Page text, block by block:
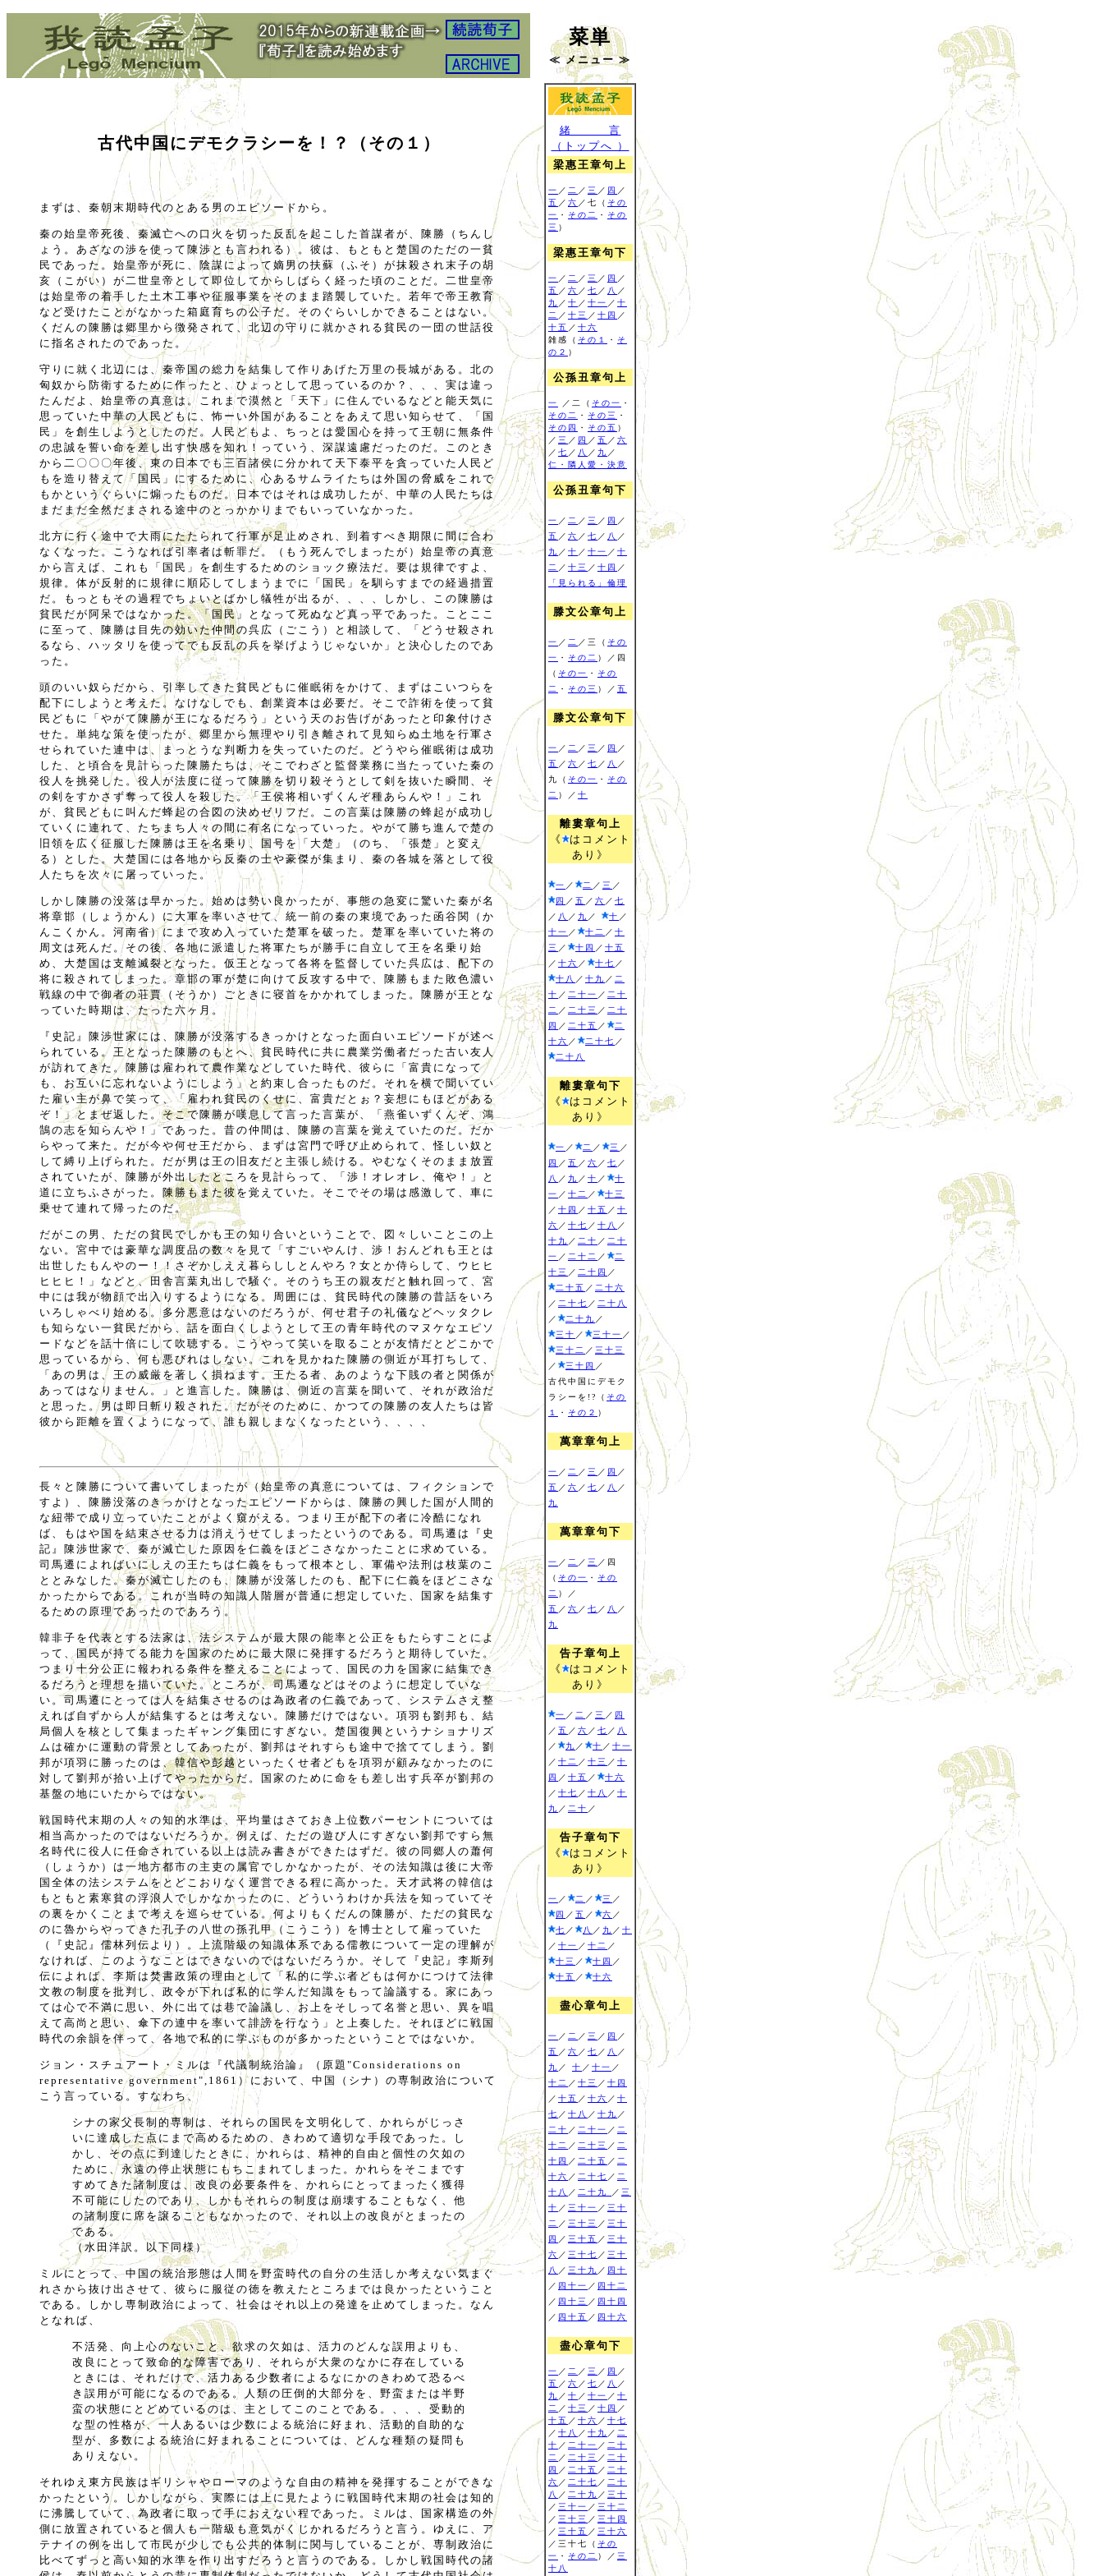
古代中国にデモクラシーを！？（その１）
まずは、秦朝末期時代のとある男のエピソードから。
秦の始皇帝死後、秦滅亡への口火を切った反乱を起こした首謀者が、陳勝（ちんし
ょう。あざなの渉を使って陳渉とも言われる）。彼は、もともと楚国のただの一貧
民であった。始皇帝が死に、陰謀によって嫡男の扶蘇（ふそ）が抹殺され末子の胡
亥（こがい）が二世皇帝として即位してからしばらく経った頃のことだ。二世皇帝
は始皇帝の着手した土木工事や征服事業をそのまま踏襲していた。若年で帝王教育
など受けたことがなかった箱庭育ちの公子だ。そのぐらいしかできることはない。
くだんの陳勝は郷里から徴発されて、北辺の守りに就かされる貧民の一団の世話役
に指名されたのであった。
守りに就く北辺には、秦帝国の総力を結集して作りあげた万里の長城がある。北の
匈奴から防衛するために作ったと、ひょっとして思っているのか？、、、実は違っ
たんだよ、始皇帝の真意は。これまで漠然と「天下」に住んでいるなどと能天気に
思っていた中華の人民どもに、怖ーい外国があることをあえて思い知らせて、「国
民」を創生しようとしたのだ。人民どもよ、ちっとは愛国心を持って王朝に無条件
の忠誠を誓い命を差し出す快感を知れ！っていう、深謀遠慮だったのだ。このとき
から二〇〇〇年後、東の日本でも三百諸侯に分かれて天下泰平を貪っていた人民ど
もを造り替えて「国民」にするために、心あるサムライたちは外国の脅威をこれで
もかというぐらいに煽ったものだ。日本ではそれは成功したが、中華の人民たちは
まだまだ全然だまされる途中のとっかかりまでもいっていなかった。
北方に行く途中で大雨にたたられて行軍が足止めされ、到着すべき期限に間に合わ
なくなった。こうなれば引率者は斬罪だ。（もう死んでしまったが）始皇帝の真意
から言えば、これも「国民」を創生するためのショック療法だ。要は規律ですよ、
規律。体が反射的に規律に順応してしまうまでに「国民」を馴らすまでの経過措置
だ。もっともその過程でちょいとばかし犠牲が出るが、、、、しかし、この陳勝は
貧民だが阿呆ではなかった。「国民」となって死ぬなど真っ平であった。ことここ
に至って、陳勝は目先の効いた仲間の呉広（ごこう）と相談して、「どうせ殺され
るなら、ハッタリを使ってでも反乱の兵を挙げようじゃないか」と決心したのであ
った。
頭のいい奴らだから、引率してきた貧民どもに催眠術をかけて、まずはこいつらを
配下にしようと考えた。なけなしでも、創業資本は必要だ。そこで詐術を使って貧
民どもに「やがて陳勝が王になるだろう」という天のお告げがあったと印象付けさ
せた。単純な策を使ったが、郷里から無理やり引き離されて見知らぬ土地を行軍さ
せられていた連中は、まっとうな判断力を失っていたのだ。どうやら催眠術は成功
した、と頃合を見計らった陳勝たちは、そこでわざと監督業務に当たっていた秦の
役人を挑発した。役人が法度に従って陳勝を切り殺そうとして剣を抜いた瞬間、そ
の剣をすかさず奪って役人を殺した。「王侯将相いずくんぞ種あらんや！」これ
が、貧民どもに叫んだ蜂起の合図の決めゼリフだ。この言葉は陳勝の蜂起が成功し
ていくに連れて、たちまち人々の間に有名になっていった。やがて勝ち進んで楚の
旧領を広く征服した陳勝は王を名乗り、国号を「大楚」（のち、「張楚」と変え
る）とした。大楚国には各地から反秦の士や豪傑が集まり、秦の各城を落として役
人たちを次々に屠っていった。
しかし陳勝の没落は早かった。始めは勢い良かったが、事態の急変に驚いた秦が名
将章邯（しょうかん）に大軍を率いさせて、統一前の秦の東境であった函谷関（か
んこくかん。河南省）にまで攻め入っていた楚軍を破った。楚軍を率いていた将の
周文は死んだ。その後、各地に派遣した将軍たちが勝手に自立して王を名乗り始
め、大楚国は支離滅裂となった。仮王となって各将を監督していた呉広は、配下の
将に殺されてしまった。章邯の軍が楚に向けて反攻する中で、陳勝もまた敗色濃い
戦線の中で御者の荘賈（そうか）ごときに寝首をかかれてしまった。陳勝が王とな
っていた時期は、たった六ヶ月。
『史記』陳渉世家には、陳勝が没落するきっかけとなった面白いエピソードが述べ
られている。王となった陳勝のもとへ、貧民時代に共に農業労働者だった古い友人
が訪れてきた。陳勝は雇われて農作業などしていた時代、彼らに「富貴になって
も、お互いに忘れないようにしよう」と約束し合ったものだ。それを横で聞いてい
た雇い主が鼻で笑って、「雇われ貧民のくせに、富貴だとぉ？妄想にもほどがある
ぞ！」とまぜ返した。そこで陳勝が嘆息して言った言葉が、「燕雀いずくんぞ、鴻
鵠の志を知らんや！」であった。昔の仲間は、陳勝の言葉を覚えていたのだ。だか
らやって来た。だが今や何せ王だから、まずは宮門で呼び止められて、怪しい奴と
して縛り上げられた。だが男は王の旧友だと主張し続ける。やむなくそのまま放置
されていたが、陳勝が外出したところを見計らって、「渉！オレオレ、俺や！」と
道に立ちふさがった。陳勝もまた彼を覚えていた。そこでその場は感激して、車に
乗せて連れて帰ったのだ。
だがこの男、ただの貧民でしかも王の知り合いということで、図々しいことこの上
ない。宮中では豪華な調度品の数々を見て「すごいやんけ、渉！おんどれも王とは
出世したもんやのー！！さぞかしええ暮らししとんやろ？女とか侍らして、ウヒヒ
ヒヒヒ！」などと、田舎言葉丸出しで騒ぐ。そのうち王の親友だと触れ回って、宮
中には我が物顔で出入りするようになる。周囲には、貧民時代の陳勝の昔話をいろ
いろしゃべり始める。多分悪意はないのだろうが、何せ君子の礼儀などヘッタクレ
も知らない一貧民だから、話を面白くしようとして王の青年時代のマヌケなエピソ
ードなどを話十倍にして吹聴する。こうやって笑いを取ることが友情だとどこかで
思っているから、何も悪びれはしない。これを見かねた陳勝の側近が耳打ちして、
「あの男は、王の威厳を著しく損ねます。王たる者、あのような下賎の者と関係が
あってはなりません。」と進言した。陳勝は、側近の言葉を聞いて、それが政治だ
と思った。男は即日斬り殺された。だがそのために、かつての陳勝の友人たちは皆
彼から距離を置くようになって、誰も親しまなくなったという、、、、
長々と陳勝について書いてしまったが（始皇帝の真意については、フィクションで
すよ）、陳勝没落のきっかけとなったエピソードからは、陳勝の興した国が人間的
な紐帯で成り立っていたことがよく窺がえる。つまり王が配下の者に冷酷になれ
ば、もはや国を結束させる力は消えうせてしまったというのである。司馬遷は『史
記』陳渉世家で、秦が滅亡した原因を仁義をほどこさなかったことに求めている。
司馬遷によればいにしえの王たちは仁義をもって根本とし、軍備や法刑は枝葉のこ
ととみなした。秦が滅亡したのも、陳勝が没落したのも、配下に仁義をほどこさな
かったからである。これが当時の知識人階層が普通に想定していた、国家を結集す
るための原理であったのであろう。
韓非子を代表とする法家は、法システムが最大限の能率と公正をもたらすことによ
って、国民が持てる能力を国家のために最大限に発揮するだろうと期待していた。
つまり十分公正に報われる条件を整えることによって、国民の力を国家に結集でき
るだろうと理想を描いていた。ところが、司馬遷などはそのように想定していな
い。司馬遷にとっては人を結集させるのは為政者の仁義であって、システムさえ整
えれば自ずから人が結集するとは考えない。陳勝だけではない。項羽も劉邦も、結
局個人を核として集まったギャング集団にすぎない。楚国復興というナショナリズ
ムは確かに運動の背景としてあったが、劉邦はそれすらも途中で捨ててしまう。劉
邦が項羽に勝ったのは、韓信や彭越といったくせ者どもを項羽が顧みなかったのに
対して劉邦が拾い上げてやったからだ。国家のために命をも差し出す兵卒が劉邦の
基盤の地にいたからではない。
戦国時代末期の人々の知的水準は、平均量はさておき上位数パーセントについては
相当高かったのではないだろうか。例えば、ただの遊び人にすぎない劉邦ですら無
名時代に役人に任命されている以上は読み書きができたはずだ。彼の同郷人の蕭何
（しょうか）は一地方都市の主吏の属官でしかなかったが、その法知識は後に大帝
国全体の法システムをとどこおりなく運営できる程に高かった。天才武将の韓信は
もともと素寒貧の浮浪人でしかなかったのに、どういうわけか兵法を知っていてそ
の裏をかくことまで考えを巡らせている。何よりもくだんの陳勝が、ただの貧民な
のに魯からやってきた孔子の八世の孫孔甲（こうこう）を博士として雇っていた
（『史記』儒林列伝より）。上流階級の知識体系である儒教について一定の理解が
なければ、このようなことはできないのではないだろうか。そして『史記』李斯列
伝によれば、李斯は焚書政策の理由として「私的に学ぶ者どもは何かにつけて法律
文教の制度を批判し、政令が下れば私的に学んだ知識をもって論議する。家にあっ
ては心で不満に思い、外に出ては巷で論議し、お上をそしって名誉と思い、異を唱
えて高尚と思い、傘下の連中を率いて誹謗を行なう」と上奏した。それほどに戦国
時代の余韻を伴って、各地で私的に学ぶものが多かったということではないか。
ジョン・スチュアート・ミルは『代議制統治論』（原題"Considerations on
representative government",1861）において、中国（シナ）の専制政治について
こう言っている。すなわち、
シナの家父長制的専制は、それらの国民を文明化して、かれらがじっさ
いに達成した点にまで高めるための、きわめて適切な手段であった。し
かし、その点に到達したときに、かれらは、精神的自由と個性の欠如の
ために、永遠の停止状態にもちこまれてしまった。かれらをそこまです
すめてきた諸制度は、改良の必要条件を、かれらにとってまったく獲得
不可能にしたのであり、しかもそれらの制度は崩壊することもなく、他
の諸制度に席を譲ることもなかったので、それ以上の改良がとまったの
である。
（水田洋訳。以下同様）
ミルにとって、中国の統治形態は人間を野蛮時代の自分の生活しか考えない気まぐ
れさから抜け出させて、彼らに服従の徳を教えたところまでは良かったということ
である。しかし専制政治によって、社会はそれ以上の発達を止めてしまった。なん
となれば、
不活発、向上心のないこと、欲求の欠如は、活力のどんな誤用よりも、
改良にとって致命的な障害であり、それらが大衆のなかに存在している
ときには、それだけで、活力ある少数者によるなにかのきわめて恐るべ
き誤用が可能になるのである。人類の圧倒的大部分を、野蛮または半野
蛮の状態にとどめているのは、主としてこのことである。、、、受動的
な型の性格が、一人あるいは少数による統治に好まれ、活動的自助的な
型が、多数による統治に好まれることについては、どんな種類の疑問も
ありえない。
それゆえ東方民族はギリシャやローマのような自由の精神を発揮することができな
かったという。しかしながら、実際には上に見たように戦国時代末期の社会は知的
に沸騰していて、為政者に取って手におえない程であった。ミルは、国家構造の外
側に放置されていると個人も一階級も意気がくじかれるだろうと言う。ゆえに、ア
テナイの例を出して市民が少しでも公共的体制に関与していることが、専制政治に
比べてずっと高い知的水準を作り出すだろうと言うのである。しかし戦国時代の諸
菜単
≪ メニュー ≫
緒 言
（トップへ ）
梁惠王章句上
一 ／ 二 ／ 三 ／ 四 ／
五 ／ 六 ／七（ その
一 ・ その二 ・ その
三 ）
梁惠王章句下
一 ／ 二 ／ 三 ／ 四 ／
五 ／ 六 ／ 七 ／ 八 ／
九 ／ 十 ／ 十一 ／ 十
二 ／ 十三 ／ 十四 ／
十五 ／ 十六
雑感
（ その１ ・ そ
の２ ）
公孫丑章句上
一 ／二（ その一 ・
その二
・ その三
・
その四
・ その五 ）
／ 三 ／ 四 ／ 五 ／ 六
／ 七 ／ 八 ／ 九 ／
仁・隣人愛・決意
公孫丑章句下
一 ／ 二 ／ 三 ／ 四 ／
五 ／ 六 ／ 七 ／ 八 ／
九 ／ 十 ／ 十一 ／ 十
二 ／ 十三 ／ 十四 ／
「見られる」倫理
滕文公章句上
一 ／ 二 ／三（ その
一 ・ その二 ）／四
（ その一 ・ その
二
・ その三 ）／ 五
滕文公章句下
一 ／ 二 ／ 三 ／ 四 ／
五 ／ 六 ／ 七 ／ 八 ／
九（ その一 ・ その
二 ）／ 十
離婁章句上
《
はコメント
あり》
一 ／ 二 ／ 三 ／
四 ／ 五 ／ 六 ／ 七
／ 八 ／ 九 ／ 十 ／
十一 ／ 十二 ／ 十
三 ／ 十四 ／ 十五
／ 十六 ／ 十七 ／
十八 ／ 十九 ／ 二
十 ／ 二十一 ／ 二十
二 ／ 二十三 ／ 二十
四 ／ 二十五 ／
二
十六 ／ 二十七 ／
二十八
離婁章句下
《
はコメント
あり》
一 ／ 二 ／ 三 ／
四 ／ 五 ／ 六 ／ 七 ／
八 ／ 九 ／ 十 ／
十
一 ／ 十二 ／
十三
／ 十四 ／ 十五 ／ 十
六 ／ 十七 ／ 十八 ／
十九 ／ 二十 ／ 二十
一 ／ 二十二 ／
二
十三 ／ 二十四 ／
二十五 ／ 二十六
／ 二十七 ／ 二十八
／
二十九 ／
三十 ／ 三十一 ／
三十二 ／ 三十三
／
三十四 ／
古代中国にデモク
ラシーを!?（ その
１
・ その２ ）
萬章章句上
一 ／ 二 ／ 三 ／ 四 ／
五 ／ 六 ／ 七 ／ 八 ／
九
萬章章句下
一 ／ 二 ／ 三 ／四
（ その一 ・ その
二 ）／
五 ／ 六 ／ 七 ／ 八 ／
九
告子章句上
《
はコメント
あり》
一 ／ 二 ／ 三 ／ 四
／ 五 ／ 六 ／ 七 ／ 八
／
九 ／ 十 ／ 十一
／ 十二 ／ 十三 ／ 十
四 ／ 十五 ／
十六
／ 十七 ／ 十八 ／ 十
九 ／ 二十 ／
告子章句下
《
はコメント
あり》
一 ／ 二 ／ 三 ／
四 ／ 五 ／ 六 ／
七 ／ 八 ／ 九 ／ 十
／ 十一 ／ 十二 ／
十三 ／ 十四 ／
十五 ／ 十六
盡心章句上
一 ／ 二 ／ 三 ／ 四 ／
五 ／ 六 ／ 七 ／ 八 ／
九 ／ 十 ／ 十一 ／
十二 ／ 十三 ／ 十四
／ 十五 ／ 十六 ／ 十
七 ／ 十八 ／ 十九 ／
二十 ／ 二十一 ／ 二
十二 ／ 二十三 ／ 二
十四 ／ 二十五 ／ 二
十六 ／ 二十七 ／ 二
十八 ／ 二十九 ／ 三
十 ／ 三十一 ／ 三十
二 ／ 三十三 ／ 三十
四 ／ 三十五 ／ 三十
六 ／ 三十七 ／ 三十
八 ／ 三十九 ／ 四十
／ 四十一 ／ 四十二
／ 四十三 ／ 四十四
／ 四十五 ／ 四十六
盡心章句下
一 ／ 二 ／ 三 ／ 四 ／
五 ／ 六 ／ 七 ／ 八 ／
九 ／ 十 ／ 十一 ／ 十
二 ／ 十三 ／ 十四 ／
十五 ／ 十六 ／ 十七
／ 十八 ／ 十九 ／ 二
十 ／ 二十一 ／ 二十
二 ／ 二十三 ／ 二十
四 ／ 二十五 ／ 二十
六 ／ 二十七 ／ 二十
八 ／ 二十九 ／ 三十
／ 三十一 ／ 三十二
／ 三十三 ／ 三十四
／ 三十五 ／ 三十六
／三十七（ その
一 ・ その二 ）／ 三
十八